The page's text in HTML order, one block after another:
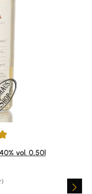
von 5 Sternen
vol. 0,50l